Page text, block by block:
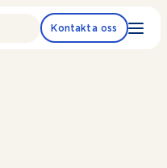
Kontakta oss